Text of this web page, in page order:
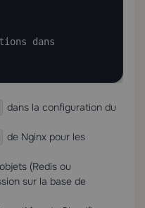
dans
dans la configuration du
de Nginx pour les
(Redis ou
sur la base de